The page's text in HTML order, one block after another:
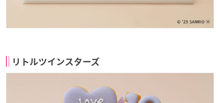
リトルツインスターズ